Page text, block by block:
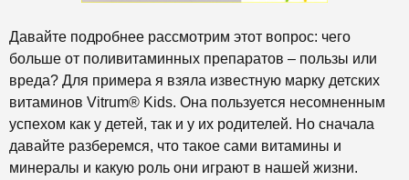
Давайте подробнее рассмотрим этот вопрос: чего
больше от поливитаминных препаратов – пользы или
вреда? Для примера я взяла известную марку детских
витаминов Vitrum® Kids. Она пользуется несомненным
успехом как у детей, так и у их родителей. Но сначала
давайте разберемся, что такое сами витамины и
минералы и какую роль они играют в нашей жизни.